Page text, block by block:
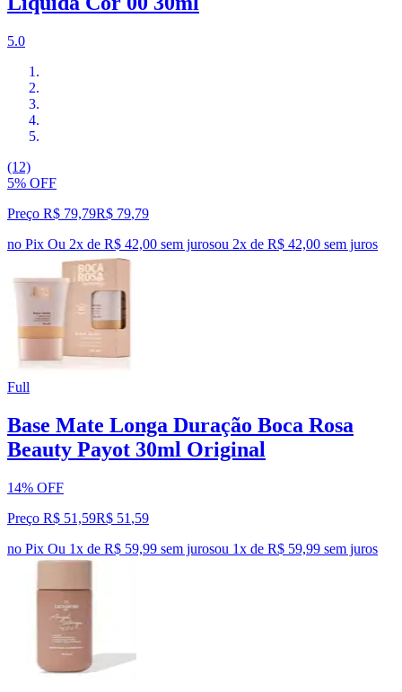
5.0
(12)
5% OFF
Preço R$ 79,79R$ 79,79
no Pix Ou 2x de R$ 42,00 sem jurosou 2x de R$ 42,00 sem juros
Full
Base Mate Longa Duração Boca Rosa
Beauty Payot 30ml Original
14% OFF
Preço R$ 51,59R$ 51 ,59
no Pix Ou 1x de R$ 59,99 sem jurosou 1x de R$ 59,99 sem juros